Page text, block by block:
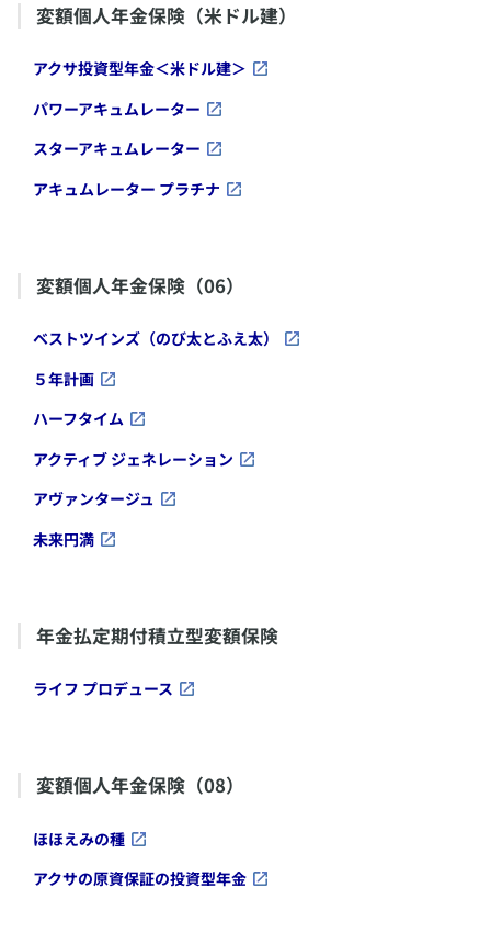
変額個人年金保険（米ドル建）
​アクサ投資型年金＜米ドル建＞
​パワーアキュムレーター
​スターアキュムレーター
​アキュムレーター プラチナ
変額個人年金保険（06）
​ベストツインズ（のび太とふえ太）
​５年計画
​ハーフタイム
​アクティブ ジェネレーション
​アヴァンタージュ
​未来円満
​年金払定期付積立型変額保険
​ライフ プロデュース
​変額個人年金保険（08）
​ほほえみの種
​アクサの原資保証の投資型年金